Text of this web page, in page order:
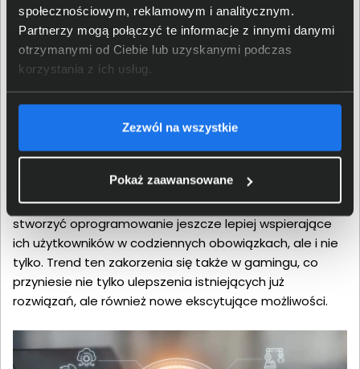
społecznościowym, reklamowym i analitycznym.
Partnerzy mogą połączyć te informacje z innymi danymi
otrzymanymi od Ciebie lub uzyskanymi podczas
korzystania z ich usług.
Zezwól na wszystkie
Pokaż zaawansowane
Z pomocą sztucznej inteligencji użytkownicy mogą stać
się bardziej kreatywni, produktywni i bezpieczni.
Przeniesienie dotychczasowych trendów, znanych z
chmur obliczeniowych, na komputery PC, zwiększy
prywatność poprzez zmniejszenie zależności od
drogich centrów danych. Firma Intel udostępnia między
dedykowane stacje robocze i szkolenia, aby
deweloperzy mogli lepiej wykorzystać SI. Pozwoli im to
stworzyć oprogramowanie jeszcze lepiej wspierające
ich użytkowników w codziennych obowiązkach, ale i nie
tylko. Trend ten zakorzenia się także w gamingu, co
przyniesie nie tylko ulepszenia istniejących już
rozwiązań, ale również nowe ekscytujące możliwości.